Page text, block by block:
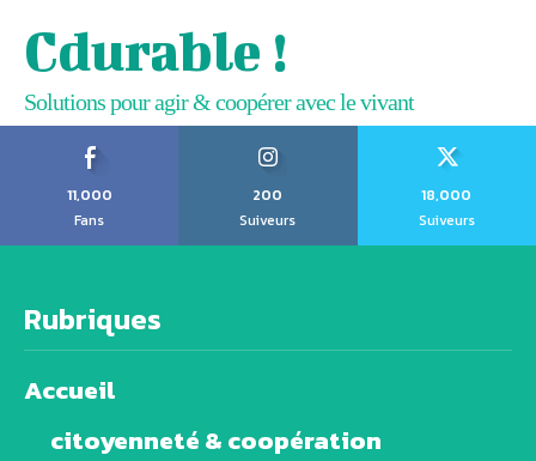
Cdurable !
Solutions pour agir & coopérer avec le vivant
11,000
Fans
200
Suiveurs
18,000
Suiveurs
Rubriques
Accueil
citoyenneté & coopération